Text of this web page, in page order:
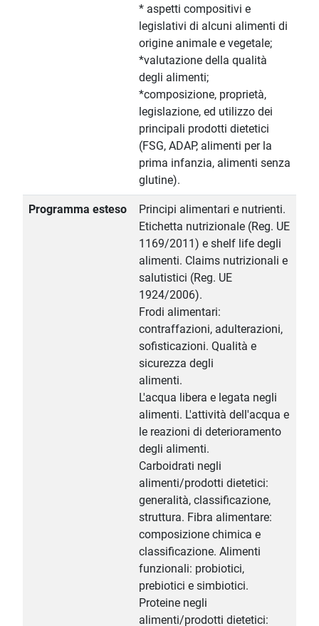
* aspetti compositivi e
legislativi di alcuni alimenti di
origine animale e vegetale;
*valutazione della qualità
degli alimenti;
*composizione, proprietà,
legislazione, ed utilizzo dei
principali prodotti dietetici
(FSG, ADAP, alimenti per la
prima infanzia, alimenti senza
glutine).
Programma esteso
Principi alimentari e nutrienti.
Etichetta nutrizionale (Reg. UE
1169/2011) e shelf life degli
alimenti. Claims nutrizionali e
salutistici (Reg. UE
1924/2006).
Frodi alimentari:
contraffazioni, adulterazioni,
sofisticazioni. Qualità e
sicurezza degli
alimenti.
L'acqua libera e legata negli
alimenti. L'attività dell'acqua e
le reazioni di deterioramento
degli alimenti.
Carboidrati negli
alimenti/prodotti dietetici:
generalità, classificazione,
struttura. Fibra alimentare:
composizione chimica e
classificazione. Alimenti
funzionali: probiotici,
prebiotici e simbiotici.
Proteine negli
alimenti/prodotti dietetici: